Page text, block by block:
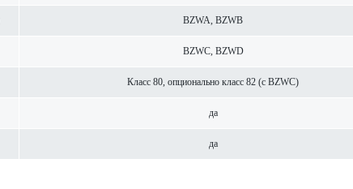
BZWA, BZWB
BZWC, BZWD
Класс 80, опцио­н­ально класс 82 (с BZWC)
да
да